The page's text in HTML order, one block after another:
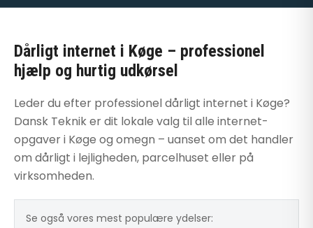
Dårligt internet i Køge – professionel
hjælp og hurtig udkørsel
Leder du efter professionel dårligt internet i Køge?
Dansk Teknik er dit lokale valg til alle internet-
opgaver i Køge og omegn – uanset om det handler
om dårligt i lejligheden, parcelhuset eller på
virksomheden.
Se også vores mest populære ydelser: